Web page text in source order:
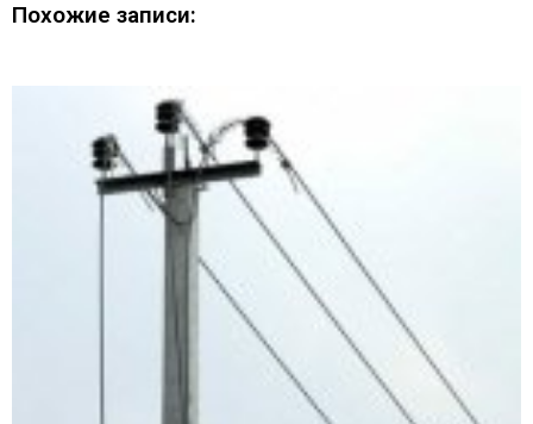
Похожие записи: